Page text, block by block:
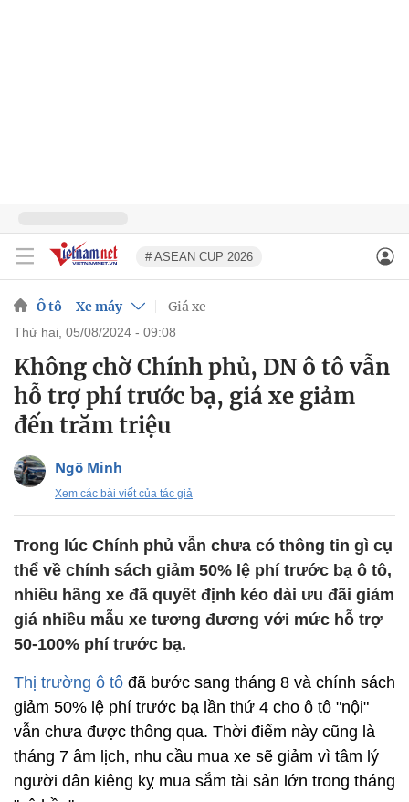
# ASEAN CUP 2026
Ô tô - Xe máy Giá xe
thứ hai, 05/08/2024 - 09:08
Không chờ Chính phủ, DN ô tô vẫn
hỗ trợ phí trước bạ, giá xe giảm
đến trăm triệu
Ngô Minh
Xem các bài viết của tác giả
Trong lúc Chính phủ vẫn chưa có thông tin gì cụ
thể về chính sách giảm 50% lệ phí trước bạ ô tô,
nhiều hãng xe đã quyết định kéo dài ưu đãi giảm
giá nhiều mẫu xe tương đương với mức hỗ trợ
50-100% phí trước bạ.
Thị trường ô tô đã bước sang tháng 8 và chính sách
giảm 50% lệ phí trước bạ lần thứ 4 cho ô tô "nội"
vẫn chưa được thông qua. Thời điểm này cũng là
tháng 7 âm lịch, nhu cầu mua xe sẽ giảm vì tâm lý
người dân kiêng kỵ mua sắm tài sản lớn trong tháng